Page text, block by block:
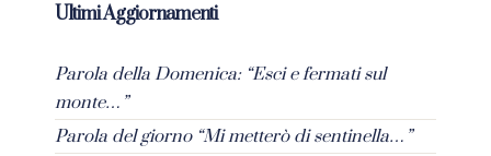
Ultimi Aggiornamenti
Parola della Domenica: “Esci e fermati sul
monte…”
Parola del giorno “Mi metterò di sentinella…”